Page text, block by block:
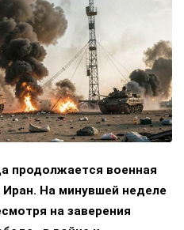
продолжается военная
На минувшей неделе
на заверения